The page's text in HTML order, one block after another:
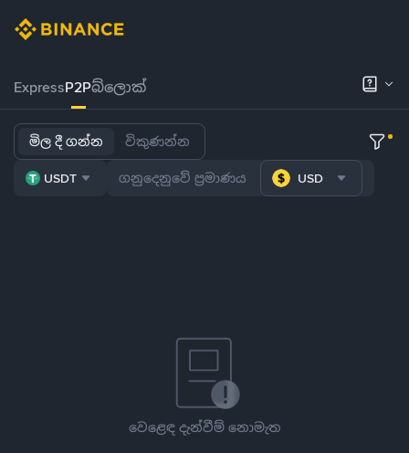
ExpressP2Pබ්ලොක්
මිල දී ගන්න විකුණන්න
USDT USD
වෙළෙඳ දැන්වීම් නොමැත